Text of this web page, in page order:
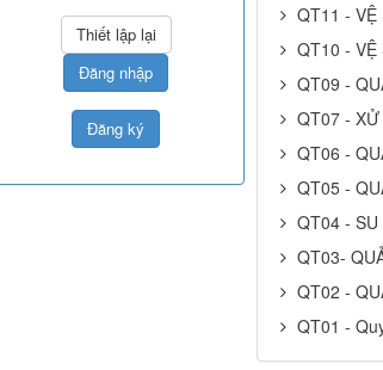
QT11 - VỆ
QT10 - VỆ
QT09 -
QT07 - XỬ
QT06 -
QT05 -
QT04 - SU
QT03-
QT02 -
QT01 -
Đăng nhập
Đăng ký